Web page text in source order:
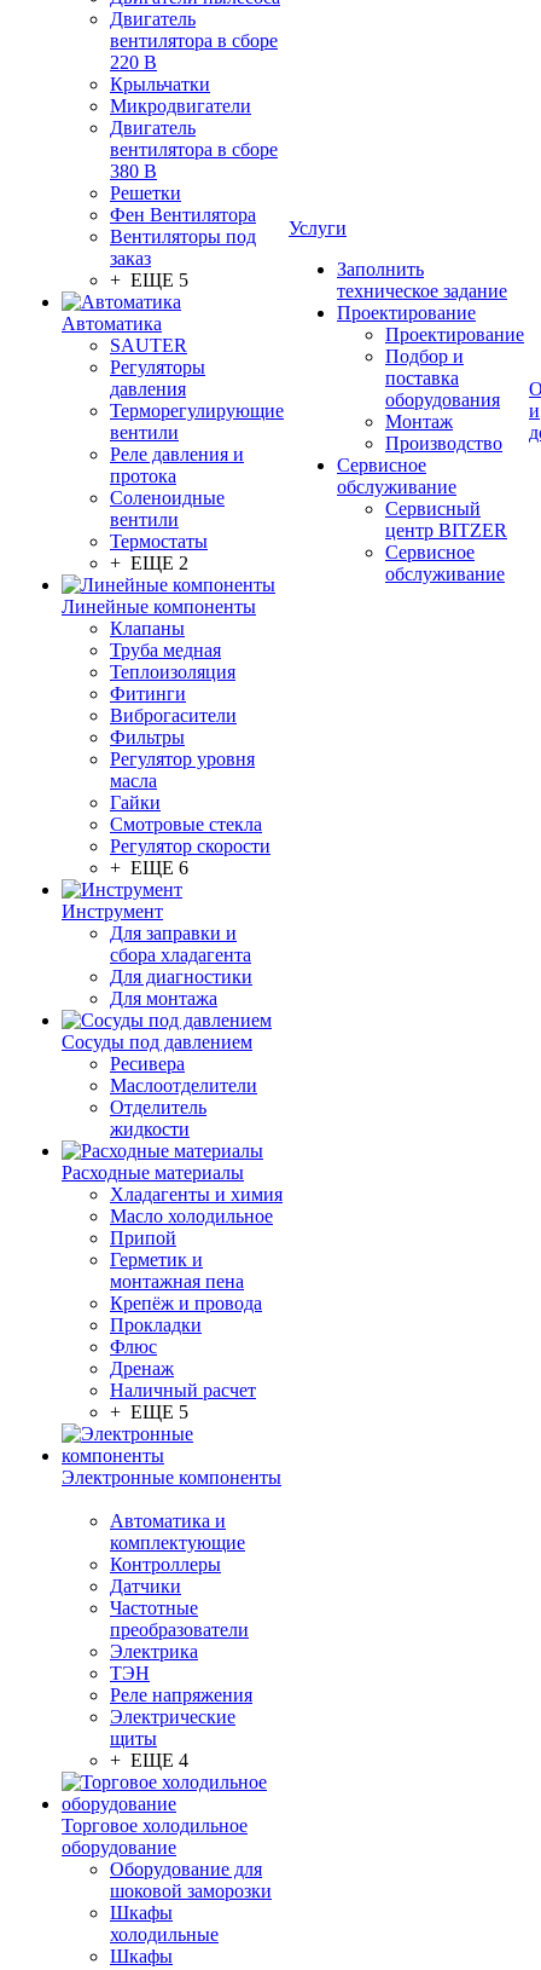
Двигатель
вентилятора в сборе
220 В
Крыльчатки
Микродвигатели
Двигатель
вентилятора в сборе
380 В
Решетки
Фен Вентилятора
Вентиляторы под
заказ
+ ЕЩЕ 5
Автоматика
SAUTER
Регуляторы
давления
Терморегулирующие
вентили
Реле давления и
протока
Соленоидные
вентили
Термостаты
+ ЕЩЕ 2
Линейные компоненты
Клапаны
Труба медная
Теплоизоляция
Фитинги
Виброгасители
Фильтры
Регулятор уровня
масла
Гайки
Смотровые стекла
Регулятор скорости
+ ЕЩЕ 6
Инструмент
Для заправки и
сбора хладагента
Для диагностики
Для монтажа
Сосуды под давлением
Ресивера
Маслоотделители
Отделитель
жидкости
Расходные материалы
Хладагенты и химия
Масло холодильное
Припой
Герметик и
монтажная пена
Крепёж и провода
Прокладки
Флюс
Дренаж
Наличный расчет
+ ЕЩЕ 5
Электронные компоненты
Автоматика и
комплектующие
Контроллеры
Датчики
Частотные
преобразователи
Электрика
ТЭН
Реле напряжения
Электрические
щиты
+ ЕЩЕ 4
Торговое холодильное
оборудование
Оборудование для
шоковой заморозки
Шкафы
холодильные
Шкафы
Услуги
Заполнить
техническое задание
Проектирование
Проектирование
Подбор и
поставка
оборудования
Монтаж
Производство
Сервисное
обслуживание
Сервисный
центр BITZER
Сервисное
обслуживание
и